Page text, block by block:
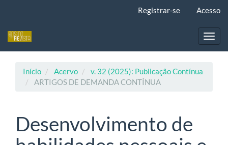
principal
Registrar-se Acesso
Início Acervo
v. 32 (2025): Publicação Contínua
ARTIGOS DE DEMANDA CONTÍNUA
Desenvolvimento de